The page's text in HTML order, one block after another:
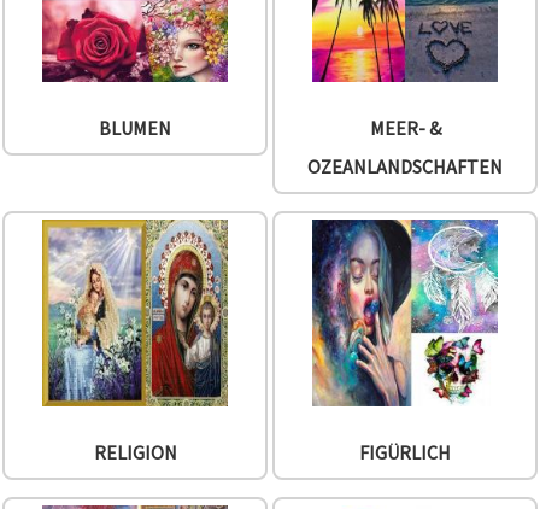
BLUMEN
MEER- &
OZEANLANDSCHAFTEN
RELIGION FIGÜRLICH